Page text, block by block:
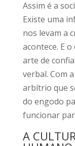
Assim é a
Existe uma
nos levam a
acontece. E
arte de
verbal. Com
arbítrio que
do engodo
funcionar
A